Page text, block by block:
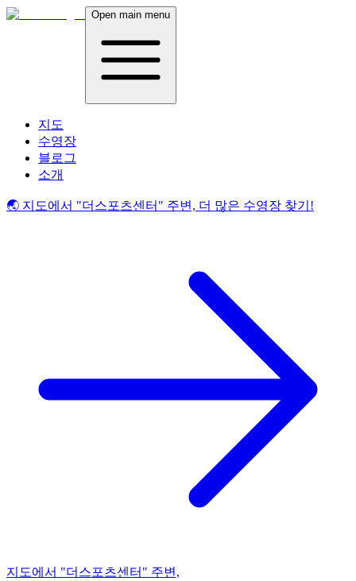
Open main menu
지도
수영장
블로그
소개
🌏 지도에서 "더스포츠센터" 주변, 더 많은 수영장 찾기!
지도에서 "더스포츠센터" 주변,